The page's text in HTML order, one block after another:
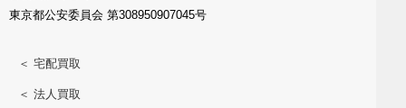
東京都公安委員会 第308950907045号
＜ 宅配買取
＜ 法人買取